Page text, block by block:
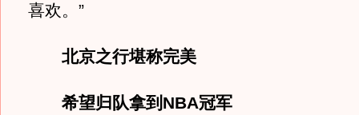
喜欢。”
北京之行堪称完美
希望归队拿到NBA冠军